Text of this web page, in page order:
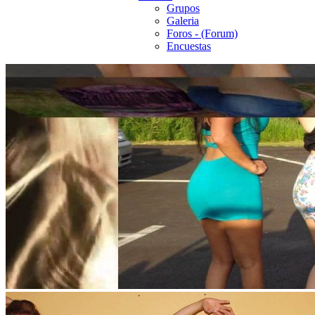
Grupos
Galeria
Foros - (Forum)
Encuestas